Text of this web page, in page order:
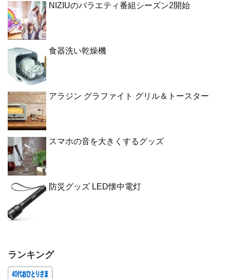
NIZIUのバラエティ番組シーズン2開始
食器洗い乾燥機
アラジン グラファイト グリル＆トースター
スマホの音を大きくするグッズ
防災グッズ LED懐中電灯
ランキング